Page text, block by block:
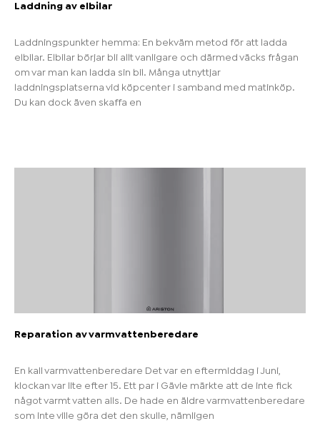
Laddning av elbilar
Laddningspunkter hemma: En bekväm metod för att ladda
elbilar. Elbilar börjar bli allt vanligare och därmed väcks frågan
om var man kan ladda sin bil. Många utnyttjar
laddningsplatserna vid köpcenter i samband med matinköp.
Du kan dock även skaffa en
Reparation av varmvattenberedare
En kall varmvattenberedare Det var en eftermiddag i Juni,
klockan var lite efter 15. Ett par i Gävle märkte att de inte fick
något varmt vatten alls. De hade en äldre varmvattenberedare
som inte ville göra det den skulle, nämligen